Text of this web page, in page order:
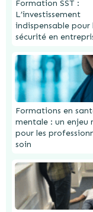
Formation SST :
L’investissement
indispensable pour
sécurité en
Formations en
mentale : un enjeu
pour les
soin